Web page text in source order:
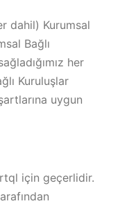
dahil) Kurumsal
Bağlı
her
Kuruluşlar
uygun
için geçerlidir.